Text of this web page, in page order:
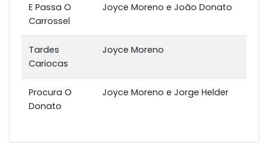
E Passa O
Carrossel
Joyce Moreno e João Donato
Tardes
Cariocas
Joyce Moreno
Procura O
Donato
Joyce Moreno e Jorge Helder